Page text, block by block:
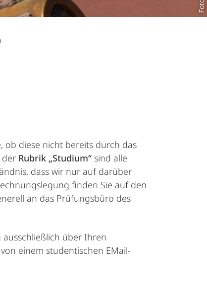
ob diese nicht bereits durch das
der Rubrik „Studium“ sind alle
dass wir nur auf darüber
finden Sie auf den
an das Prüfungsbüro des
über Ihren
einem studentischen EMail-